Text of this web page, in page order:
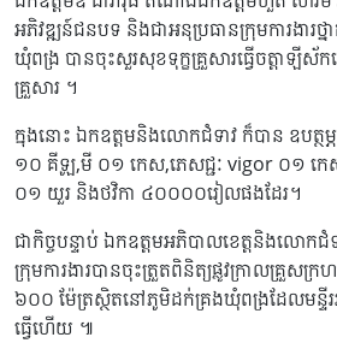
អភិវឌ្ឍន៍ជនបទ និងជាអនុប្រធានក្រុមការងារថ្
ឃុំពង្រ បានចុះសួរសុខទុក្ខគ្រួសារធ្វើចត្តាឡី
គ្រួសារ ។
ក្នុងនោះ ឯកឧត្តមនិងលោកជំទាវ ក៏បាន ឧបត្ថម្
១០ គីឡូ,មី ០១ កេស,ភេសជ្ជៈ vigor ០១ ក
០១ យួរ និងថវិកា ៤០០០០រៀលផងដែរ។
ជាកិច្ចបន្ទាប់ ឯកឧត្តមអភិបាលខេត្តនិងលោកជំ
ក្រុមការងារបានចុះត្រួតពិនិត្យផ្លូវក្រាលគ្រួសក្
៦០០ ម៉ែត្រស្ថិតនៅភូមិដក់គ្រងឃុំពង្រដែលមន្ទី
ធ្វើហើយ ៕